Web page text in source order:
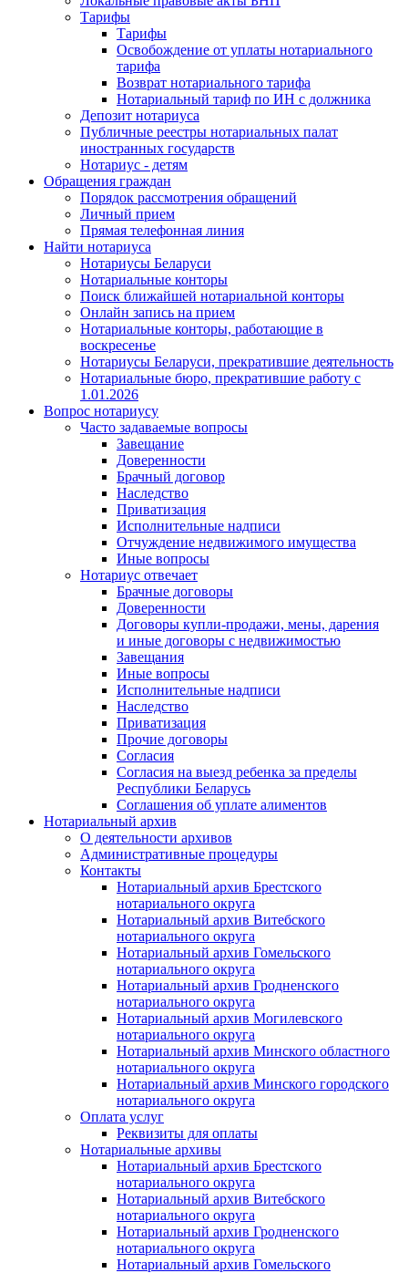
Тарифы
Тарифы
Освобождение от уплаты нотариального
тарифа
Возврат нотариального тарифа
Нотариальный тариф по ИН с должника
Депозит нотариуса
Публичные реестры нотариальных палат
иностранных государств
Нотариус - детям
Обращения граждан
Порядок рассмотрения обращений
Личный прием
Прямая телефонная линия
Найти нотариуса
Нотариусы Беларуси
Нотариальные конторы
Поиск ближайшей нотариальной конторы
Онлайн запись на прием
Нотариальные конторы, работающие в
воскресенье
Нотариусы Беларуси, прекратившие деятельность
Нотариальные бюро, прекратившие работу с
1.01.2026
Вопрос нотариусу
Часто задаваемые вопросы
Завещание
Доверенности
Брачный договор
Наследство
Приватизация
Исполнительные надписи
Отчуждение недвижимого имущества
Иные вопросы
Нотариус отвечает
Брачные договоры
Доверенности
Договоры купли-продажи, мены, дарения
и иные договоры с недвижимостью
Завещания
Иные вопросы
Исполнительные надписи
Наследство
Приватизация
Прочие договоры
Согласия
Согласия на выезд ребенка за пределы
Республики Беларусь
Соглашения об уплате алиментов
Нотариальный архив
О деятельности архивов
Административные процедуры
Контакты
Нотариальный архив Брестского
нотариального округа
Нотариальный архив Витебского
нотариального округа
Нотариальный архив Гомельского
нотариального округа
Нотариальный архив Гродненского
нотариального округа
Нотариальный архив Могилевского
нотариального округа
Нотариальный архив Минского областного
нотариального округа
Нотариальный архив Минского городского
нотариального округа
Оплата услуг
Реквизиты для оплаты
Нотариальные архивы
Нотариальный архив Брестского
нотариального округа
Нотариальный архив Витебского
нотариального округа
Нотариальный архив Гродненского
нотариального округа
Нотариальный архив Гомельского